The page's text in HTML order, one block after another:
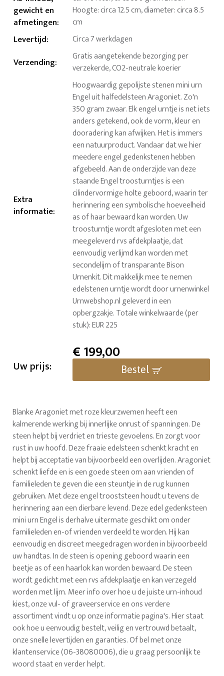
gewicht en
afmetingen:
Hoogte: circa 12.5 cm, diameter: circa 8.5
cm
Levertijd: Circa 7 werkdagen
Verzending:
Gratis aangetekende bezorging per
verzekerde, CO2-neutrale koerier
Extra
informatie:
Hoogwaardig gepolijste stenen mini urn
Engel uit halfedelsteen Aragoniet. Zo'n
350 gram zwaar. Elk engel urntje is net iets
anders getekend, ook de vorm, kleur en
dooradering kan afwijken. Het is immers
een natuurproduct. Vandaar dat we hier
meedere engel gedenkstenen hebben
afgebeeld. Aan de onderzijde van deze
staande Engel troosturntjes is een
cilindervormige holte geboord, waarin ter
herinnering een symbolische hoeveelheid
as of haar bewaard kan worden. Uw
troosturntje wordt afgesloten met een
meegeleverd rvs afdekplaatje, dat
eenvoudig verlijmd kan worden met
secondelijm of transparante Bison
Urnenkit. Dit makkelijk mee te nemen
edelstenen urntje wordt door urnenwinkel
Urnwebshop.nl geleverd in een
opbergzakje. Totale winkelwaarde (per
stuk): EUR 225
Uw prijs:
€199,00
Bestel
Blanke Aragoniet met roze kleurzwemen heeft een
kalmerende werking bij innerlijke onrust of spanningen. De
steen helpt bij verdriet en trieste gevoelens. En zorgt voor
rust in uw hoofd. Deze fraaie edelsteen schenkt kracht en
helpt bij acceptatie van bijvoorbeeld een overlijden. Aragoniet
schenkt liefde en is een goede steen om aan vrienden of
familieleden te geven die een steuntje in de rug kunnen
gebruiken. Met deze engel trooststeen houdt u tevens de
herinnering aan een dierbare levend. Deze edel gedenksteen
mini urn Engel is derhalve uitermate geschikt om onder
familieleden en-of vrienden verdeeld te worden. Hij kan
eenvoudig en discreet meegedragen worden in bijvoorbeeld
uw handtas. In de steen is opening geboord waarin een
beetje as of een haarlok kan worden bewaard. De steen
wordt gedicht met een rvs afdekplaatje en kan verzegeld
worden met lijm. Meer info over hoe u de juiste urn-inhoud
kiest, onze vul- of graveerservice en ons verdere
assortiment vindt u op onze informatie pagina's. Hier staat
ook hoe u eenvoudig bestelt, veilig en vertrouwd betaalt,
onze snelle levertijden en garanties. Of bel met onze
klantenservice (06-38080006), die u graag persoonlijk te
woord staat en verder helpt.